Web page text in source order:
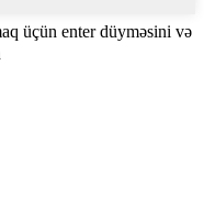
üçün enter düyməsini və